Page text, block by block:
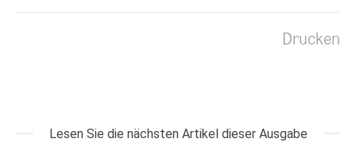
Drucken
Lesen Sie die nächsten Artikel dieser Ausgabe